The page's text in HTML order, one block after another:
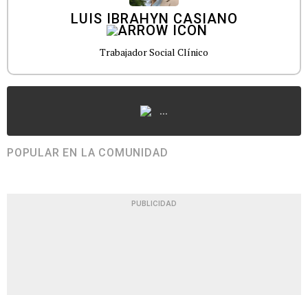
LUIS IBRAHYN CASIANO
Trabajador Social Clínico
...
POPULAR EN LA COMUNIDAD
PUBLICIDAD